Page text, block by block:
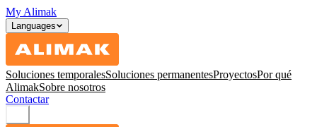
My Alimak
Languages
Soluciones temporalesSoluciones permanentesProyectosPor qué
AlimakSobre nosotros
Contactar